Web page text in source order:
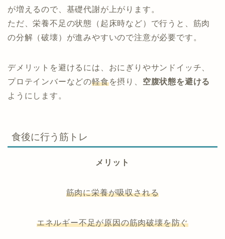
が増えるので、基礎代謝が上がります。
ただ、栄養不足の状態（起床時など）で行うと、筋肉
の分解（破壊）が進みやすいので注意が必要です。
デメリットを避けるには、おにぎりやサンドイッチ、
プロテインバーなどの軽食を摂り、 空腹状態を避ける
ようにします。
食後に行う筋トレ
メリット
筋肉に栄養が吸収される
エネルギー不足が原因の筋肉破壊を防ぐ